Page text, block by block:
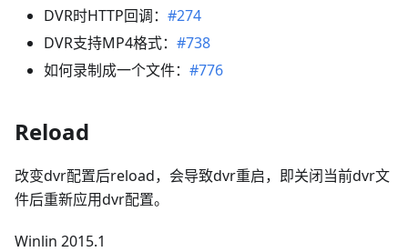
DVR时HTTP回调： #274
DVR支持MP4格式： #738
如何录制成一个文件： #776
Reload
改变dvr配置后reload，会导致dvr重启，即关闭当前dvr文
件后重新应用dvr配置。
Winlin 2015.1